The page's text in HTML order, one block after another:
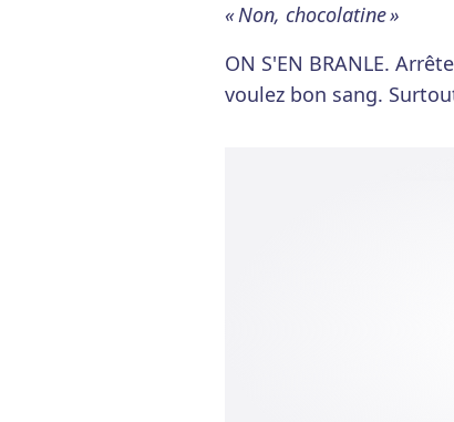
« Non, chocolatine »
ON S'EN BRANLE.
voulez bon sang.